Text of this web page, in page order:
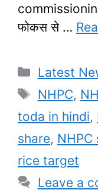
फोकस से …
Latest
Tags
NHPC,
toda in hindi,
share, NHPC
rice target
Leave a